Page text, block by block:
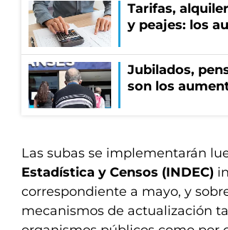
Tarifas,
y peajes: los
Jubilados,
son los
Las subas se implementarán
Estadística y Censos (INDEC)
correspondiente a mayo, y
mecanismos de actualización